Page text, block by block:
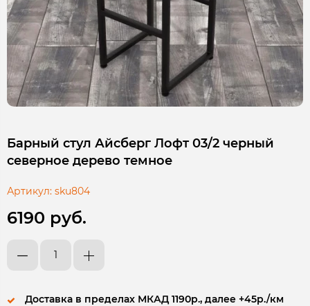
Барный стул Айсберг Лофт 03/2 черный
северное дерево темное
Артикул: sku804
6190 руб.
Доставка в пределах МКАД 1190р., далее +45р./км